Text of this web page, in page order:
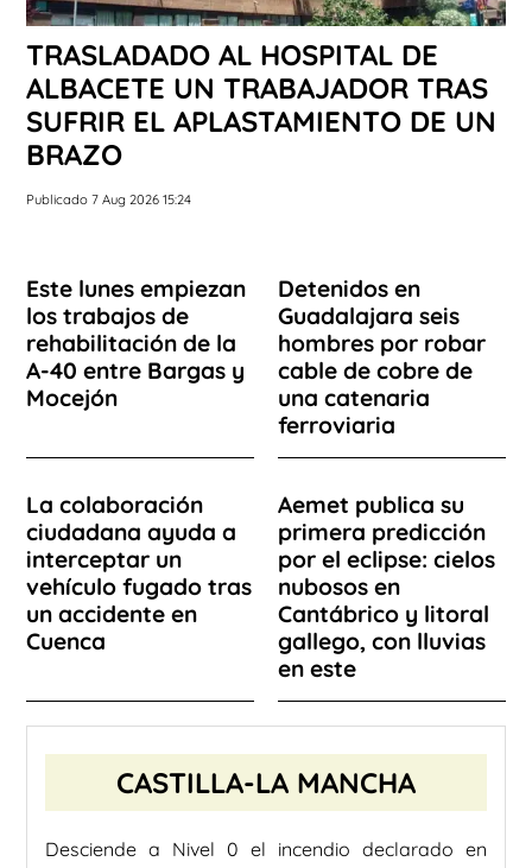
TRASLADADO AL HOSPITAL DE
ALBACETE UN TRABAJADOR TRAS
SUFRIR EL APLASTAMIENTO DE UN
BRAZO
Publicado 7 Aug 2026 15:24
Este lunes empiezan
los trabajos de
rehabilitación de la
A-40 entre Bargas y
Mocejón
Detenidos en
Guadalajara seis
hombres por robar
cable de cobre de
una catenaria
ferroviaria
La colaboración
ciudadana ayuda a
interceptar un
vehículo fugado tras
un accidente en
Cuenca
Aemet publica su
primera predicción
por el eclipse: cielos
nubosos en
Cantábrico y litoral
gallego, con lluvias
en este
CASTILLA-LA MANCHA
Desciende a Nivel 0 el incendio declarado en